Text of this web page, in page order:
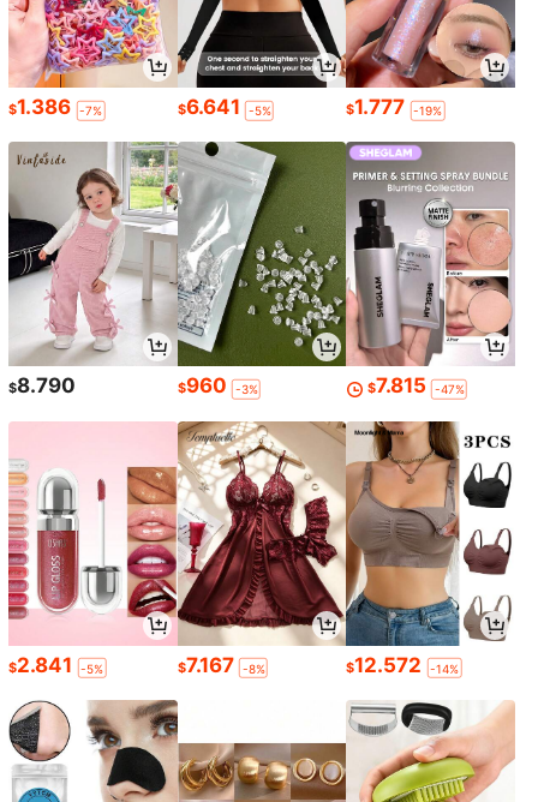
$1.386 -7% $6.641 -5% $1.777 -19%
$8.790 $960 -3% $7.815 -47%
$2.841 -5% $7.167 -8% $12.572 -14%